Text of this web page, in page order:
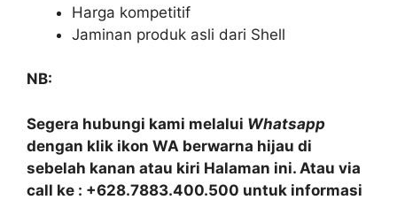
Harga kompetitif
Jaminan produk asli dari Shell
NB:
Segera hubungi kami melalui Whatsapp
dengan klik ikon WA berwarna hijau di
sebelah kanan atau kiri Halaman ini. Atau via
call ke : +628.7883.400.500 untuk informasi